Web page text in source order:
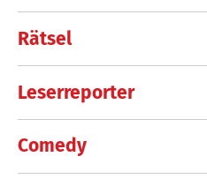
Rätsel
Leserreporter
Comedy